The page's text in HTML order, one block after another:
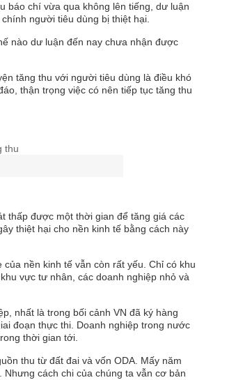
báo chí vừa qua không lên tiếng, dư luận
người tiêu dùng bị thiệt hại.
nào dư luận đến nay chưa nhận được
tăng thu với người tiêu dùng là điều khó
thận trọng việc có nên tiếp tục tăng thu
thấp được một thời gian để tăng giá các
thiệt hại cho nền kinh tế bằng cách này
nền kinh tế vẫn còn rất yếu. Chỉ có khu
vực tư nhân, các doanh nghiệp nhỏ và
nhất là trong bối cảnh VN đã ký hàng
đoạn thực thi. Doanh nghiệp trong nước
thời gian tới.
thu từ đất đai và vốn ODA. Mấy năm
cách chi của chúng ta vẫn cơ bản